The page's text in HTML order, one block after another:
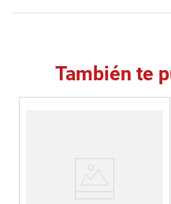
También te